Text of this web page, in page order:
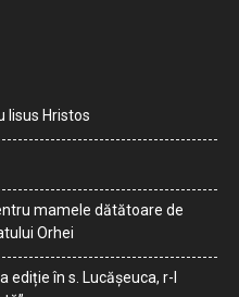
Iisus Hristos
mamele dătătoare de
Orhei
ediție în s. Lucășeuca, r-l